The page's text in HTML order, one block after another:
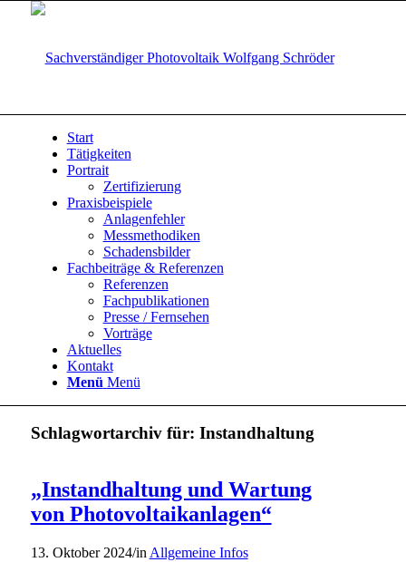
Start
Tätigkeiten
Portrait
Zertifizierung
Praxisbeispiele
Anlagenfehler
Messmethodiken
Schadensbilder
Fachbeiträge & Referenzen
Referenzen
Fachpublikationen
Presse / Fernsehen
Vorträge
Aktuelles
Kontakt
Menü Menü
Schlagwortarchiv für: Instandhaltung
„Instandhaltung und Wartung
von Photovoltaikanlagen“
13. Oktober 2024/in Allgemeine Infos